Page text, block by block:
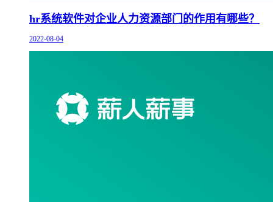
hr系统软件对企业人力资源部门的作用有哪些？
2022-08-04